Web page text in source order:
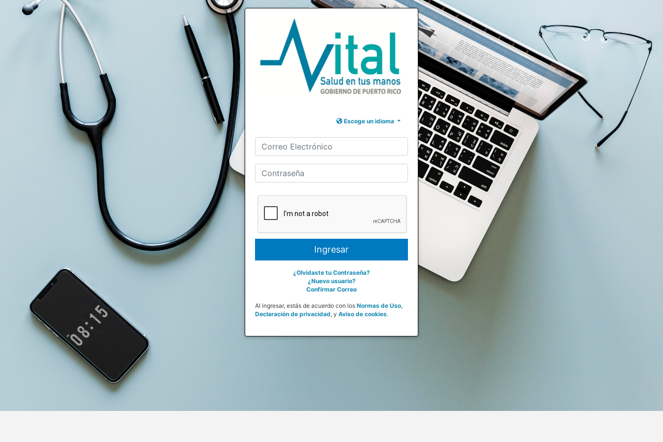
Escoge un idioma
¿Olvidaste tu Contraseña?
¿Nuevo usuario?
Confirmar Correo
Al ingresar, estás de acuerdo con los Normas de Uso,
Declaración de privacidad, y Aviso de cookies.